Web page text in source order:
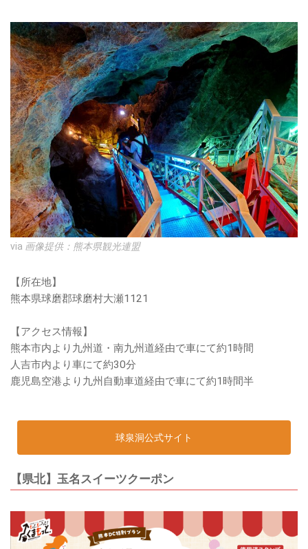
via 画像提供：熊本県観光連盟
【所在地】
熊本県球磨郡球磨村大瀬1121
【アクセス情報】
熊本市内より九州道・南九州道経由で車にて約1時間
人吉市内より車にて約30分
鹿児島空港より九州自動車道経由で車にて約1時間半
球泉洞公式サイト
【県北】玉名スイーツクーポン